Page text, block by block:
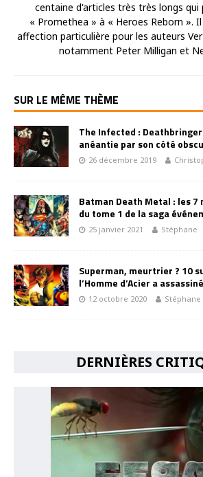
centaine d'articles très très longs qui
« Promethea » à « Heroes Reborn ».
affection particulière pour les auteurs
notamment Peter Milligan et
SUR LE MÊME THÈME
The Infected :
anéantie par son côté
26 décembre 2019
Batman Death Metal : les
du tome 1 de la saga
25 janvier 2021 Stéphane
Superman, meurtrier ? 10
l’Homme d’Acier a
12 octobre 2020 Stéphane
DERNIÈRES